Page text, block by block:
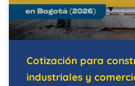
Cotización para
industriales y